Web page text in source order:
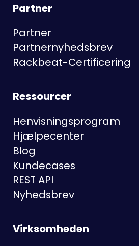
Partner
Partner
Partnernyhedsbrev
Rackbeat-Certificering
Ressourcer
Henvisningsprogram
Hjælpecenter
Blog
Kundecases
REST API
Nyhedsbrev
Virksomheden